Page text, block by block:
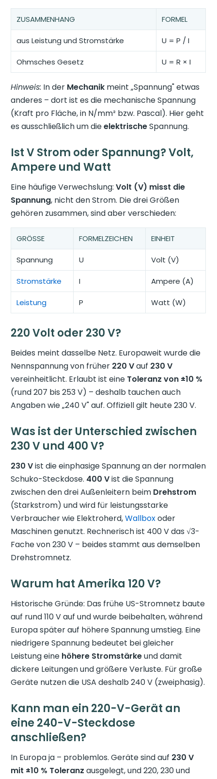
ZUSAMMENHANG FORMEL
aus Leistung und Stromstärke U = P / I
Ohmsches Gesetz U = R × I
Hinweis: In der Mechanik meint „Spannung" etwas
anderes – dort ist es die mechanische Spannung
(Kraft pro Fläche, in N/mm² bzw. Pascal). Hier geht
es ausschließlich um dieelektrischeSpannung.
Ist V Strom oder Spannung? Volt,
Ampere und Watt
Eine häufige Verwechslung:Volt (V) misst die
Spannung, nicht den Strom. Die drei Größen
gehören zusammen, sind aber verschieden:
GRÖSSE FORMELZEICHEN EINHEIT
Spannung U Volt (V)
Stromstärke I Ampere (A)
Leistung P Watt (W)
220 Volt oder 230 V?
Beides meint dasselbe Netz. Europaweit wurde die
Nennspannung von früher 220 Vauf 230 V
vereinheitlicht. Erlaubt ist eine Toleranz von ±10 %
(rund 207 bis 253 V) – deshalb tauchen auch
Angaben wie „240 V" auf. Offiziell gilt heute 230 V.
Was ist der Unterschied zwischen
230 V und 400 V?
230 Vist die einphasige Spannung an der normalen
Schuko-Steckdose. 400 Vist die Spannung
zwischen den drei Außenleitern beim Drehstrom
(Starkstrom) und wird für leistungsstarke
Verbraucher wie Elektroherd,Wallboxoder
Maschinen genutzt. Rechnerisch ist 400 V das √3-
Fache von 230 V – beides stammt aus demselben
Drehstromnetz.
Warum hat Amerika 120 V?
Historische Gründe: Das frühe US-Stromnetz baute
auf rund 110 V auf und wurde beibehalten, während
Europa später auf höhere Spannung umstieg. Eine
niedrigere Spannung bedeutet bei gleicher
Leistung eine höhere Stromstärkeund damit
dickere Leitungen und größere Verluste. Für große
Geräte nutzen die USA deshalb 240 V (zweiphasig).
Kann man ein 220-V-Gerät an
eine 240-V-Steckdose
anschließen?
In Europa ja – problemlos. Geräte sind auf 230 V
mit ±10 % Toleranz ausgelegt, und 220, 230 und